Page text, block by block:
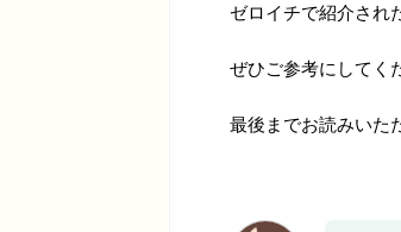
ゼロイチで紹介され
ぜひご参考にしてく
最後までお読みいた